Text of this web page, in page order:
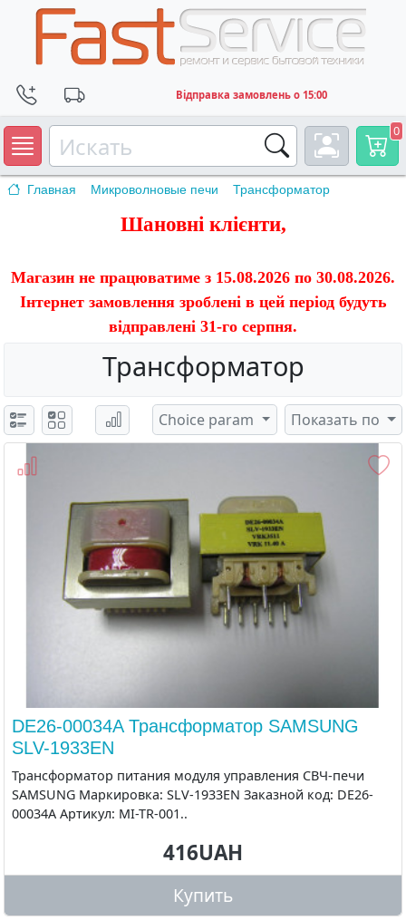
Відправка замовлень о 15:00
0
Главная Микроволновые печи Трансформатор
Шановні клієнти,
Магазин не працюватиме з 15.08.2026 по 30.08.2026.
Інтернет замовлення зроблені в цей період будуть
відправлені 31-го серпня.
Трансформатор
Choice param Показать по
DE26-00034A Трансформатор SAMSUNG
SLV-1933EN
Трансформатор питания модуля управления СВЧ-печи
SAMSUNG Маркировка: SLV-1933EN Заказной код: DE26-
00034A Артикул: MI-TR-001..
416UAH
Купить